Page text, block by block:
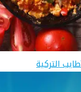
التركية